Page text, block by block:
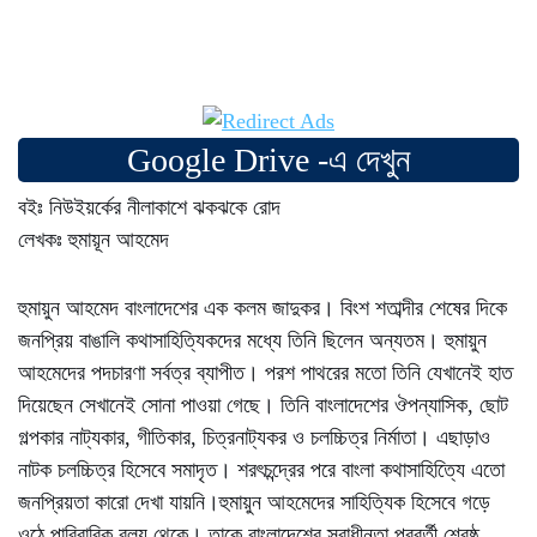
Google Drive -এ দেখুন
বইঃ নিউইয়র্কের নীলাকাশে ঝকঝকে রোদ
লেখকঃ হুমায়ূন আহমেদ
হুমায়ুন আহমেদ বাংলাদেশের এক কলম জাদুকর। বিংশ শতাব্দীর শেষের দিকে
জনপ্রিয় বাঙালি কথাসাহিত্যিকদের মধ্যে তিনি ছিলেন অন্যতম। হুমায়ুন
আহমেদের পদচারণা সর্বত্র ব্যাপীত। পরশ পাথরের মতো তিনি যেখানেই হাত
দিয়েছেন সেখানেই সোনা পাওয়া গেছে। তিনি বাংলাদেশের ঔপন্যাসিক, ছোট
গল্পকার নাট্যকার, গীতিকার, চিত্রনাট্যকর ও চলচ্চিত্র নির্মাতা। এছাড়াও
নাটক চলচ্চিত্র হিসেবে সমাদৃত। শরৎচন্দ্রের পরে বাংলা কথাসাহিত্যিে এতো
জনপ্রিয়তা কারো দেখা যায়নি।হুমায়ুন আহমেদের সাহিত্যিক হিসেবে গড়ে